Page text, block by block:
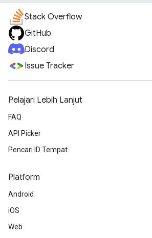
Stack Overflow
GitHub
Discord
Issue Tracker
Pelajari Lebih Lanjut
FAQ
API Picker
Pencari ID Tempat
Platform
Android
iOS
Web